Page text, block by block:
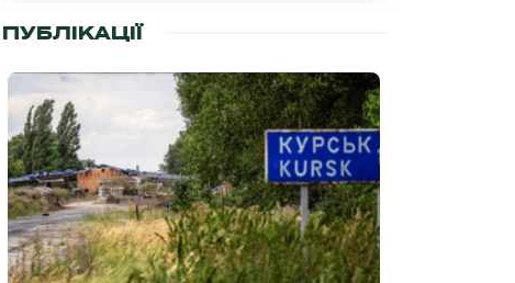
ПУБЛІКАЦІЇ